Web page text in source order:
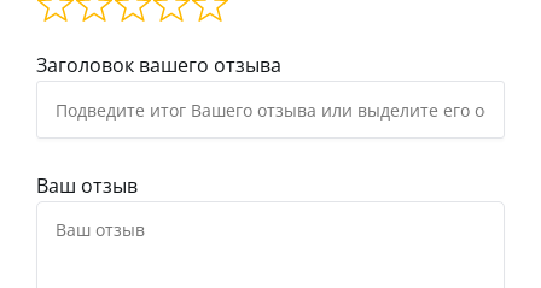
Заголовок вашего отзыва
Ваш отзыв